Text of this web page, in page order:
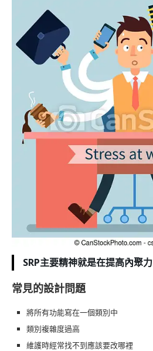
SRP主要精神就是在提高內聚力
常見的設計問題
將所有功能寫在一個類別中
類別複雜度過高
維護時經常找不到應該要改哪裡